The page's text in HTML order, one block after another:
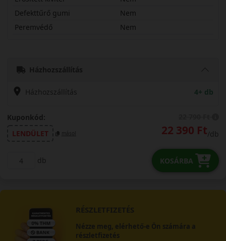
Defekttűrő gumi
Nem
Peremvédő
Nem
Házhozszállítás
Házhozszállítás 4+ db
Kuponkód:
LENDÜLET
másol 22 390 Ft/db
db KOSÁRBA
RÉSZLETFIZETÉS
Nézze meg, elérhető-e Ön számára a
részletfizetés